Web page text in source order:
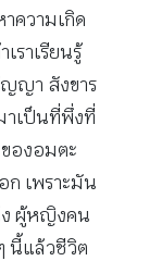
ความเกิด
ราเรียนรู้
ญญา สังขาร
าเป็นที่พึ่งที่
องอมตะ
ก เพราะมัน
ง ผู้หญิงคน
นี้แล้วชีวิต